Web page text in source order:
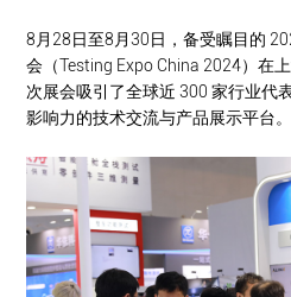
8月28日至8月30日，备受瞩目的
会（Testing Expo China 2024）在
次展会吸引了全球近 300 家行业代
影响力的技术交流与产品展示平台。